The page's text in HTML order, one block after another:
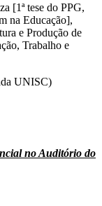
[1ª tese do PPG,
na Educação],
e Produção de
Trabalho e
UNISC)
no Auditório do